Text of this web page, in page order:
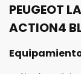
PEUGEOT
ACTION4